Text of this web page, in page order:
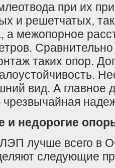
при их
и решетчатых,
а межопорное
таких опор.
.
вид. А главное
и недорогие
лучше всего в
следующие